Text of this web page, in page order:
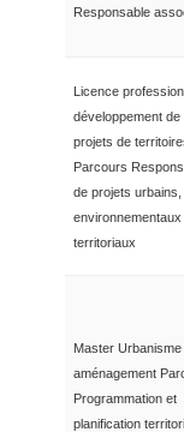
Responsable
Licence
développement de
projets de
Parcours
de projets urbains,
environnementaux
territoriaux
Master Urbanisme
aménagement
Programmation et
planification